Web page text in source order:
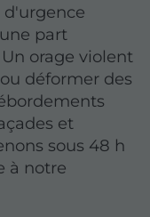
d'urgence
part
orage violent
déformer des
et
sous 48 h
à notre